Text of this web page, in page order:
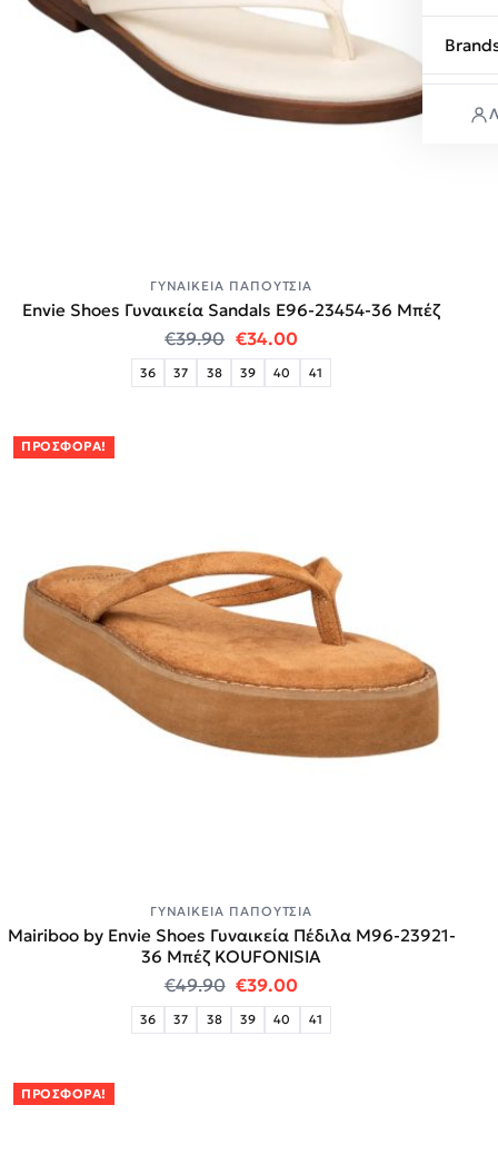
ΓΥΝΑΙΚΕΊΑ ΠΑΠΟΎΤΣΙΑ
Envie Shoes Γυναικεία Sandals E96-23454-36 Μπέζ
€39.90 Original price was: €39.90.
€34.00Η τρέχουσα τιμή
36 37 38 39 40 41
ΠΡΟΣΦΟΡΆ!
ΓΥΝΑΙΚΕΊΑ ΠΑΠΟΎΤΣΙΑ
Mairiboo by Envie Shoes Γυναικεία Πέδιλα M96-23921-
36 Μπέζ KOUFONISIA
€49.90 Original price was: €49.90.
€39.00Η τρέχουσα τιμή
36 37 38 39 40 41
ΠΡΟΣΦΟΡΆ!